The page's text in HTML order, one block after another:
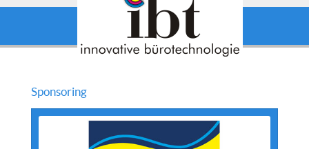
Sponsoring